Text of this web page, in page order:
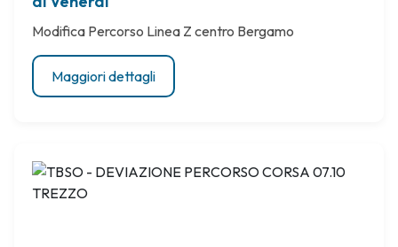
Modifica Percorso Linea Z centro Bergamo
Maggiori dettagli